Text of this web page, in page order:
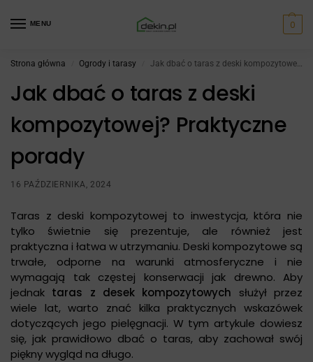
MENU 0
Strona główna Ogrody i tarasy Jak dbać o taras z deski kompozytowej? Praktyczne porady
Jak dbać o taras z deski
kompozytowej? Praktyczne
porady
16 PAŹDZIERNIKA, 2024
Taras z deski kompozytowej to inwestycja, która nie
tylko świetnie się prezentuje, ale również jest
praktyczna i łatwa w utrzymaniu. Deski kompozytowe są
trwałe, odporne na warunki atmosferyczne i nie
wymagają tak częstej konserwacji jak drewno. Aby
jednak taras z desek kompozytowych służył przez
wiele lat, warto znać kilka praktycznych wskazówek
dotyczących jego pielęgnacji. W tym artykule dowiesz
się, jak prawidłowo dbać o taras, aby zachował swój
piękny wygląd na długo.